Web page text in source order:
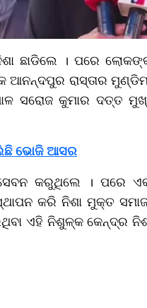
ଛାଡିଲେ । ପରେ
ରାସ୍ତାର
ସରୋଜ କୁମାର ଦତ୍ତ
ଭୋଜି ଆସର
କରୁଥିଲେ । ପରେ
କରି ନିଶା ମୁକ୍ତ
ଏହି ନିଶୁଳ୍କ କେନ୍ଦ୍ର